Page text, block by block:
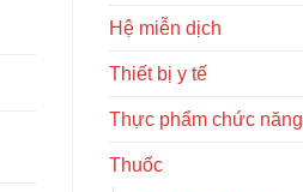
Hệ miễn dịch
Thiết bị y tế
Thực phẩm chức năng
Thuốc